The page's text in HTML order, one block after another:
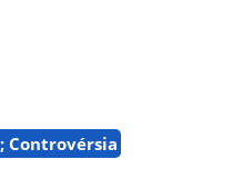
Controvérsia